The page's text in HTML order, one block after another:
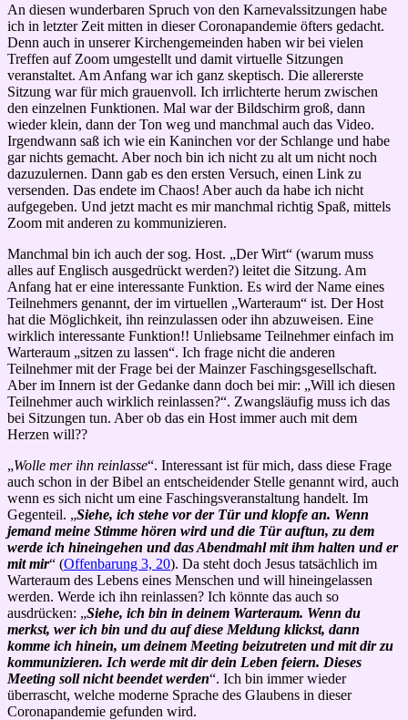
An diesen wunderbaren Spruch von den Karnevalssitzungen habe
ich in letzter Zeit mitten in dieser Coronapandemie öfters gedacht.
Denn auch in unserer Kirchengemeinden haben wir bei vielen
Treffen auf Zoom umgestellt und damit virtuelle Sitzungen
veranstaltet. Am Anfang war ich ganz skeptisch. Die allererste
Sitzung war für mich grauenvoll. Ich irrlichterte herum zwischen
den einzelnen Funktionen. Mal war der Bildschirm groß, dann
wieder klein, dann der Ton weg und manchmal auch das Video.
Irgendwann saß ich wie ein Kaninchen vor der Schlange und habe
gar nichts gemacht. Aber noch bin ich nicht zu alt um nicht noch
dazuzulernen. Dann gab es den ersten Versuch, einen Link zu
versenden. Das endete im Chaos! Aber auch da habe ich nicht
aufgegeben. Und jetzt macht es mir manchmal richtig Spaß, mittels
Zoom mit anderen zu kommunizieren.
Manchmal bin ich auch der sog. Host. „Der Wirt“ (warum muss
alles auf Englisch ausgedrückt werden?) leitet die Sitzung. Am
Anfang hat er eine interessante Funktion. Es wird der Name eines
Teilnehmers genannt, der im virtuellen „Warteraum“ ist. Der Host
hat die Möglichkeit, ihn reinzulassen oder ihn abzuweisen. Eine
wirklich interessante Funktion!! Unliebsame Teilnehmer einfach im
Warteraum „sitzen zu lassen“. Ich frage nicht die anderen
Teilnehmer mit der Frage bei der Mainzer Faschingsgesellschaft.
Aber im Innern ist der Gedanke dann doch bei mir: „Will ich diesen
Teilnehmer auch wirklich reinlassen?“. Zwangsläufig muss ich das
bei Sitzungen tun. Aber ob das ein Host immer auch mit dem
Herzen will??
„Wolle mer ihn reinlasse“. Interessant ist für mich, dass diese Frage
auch schon in der Bibel an entscheidender Stelle genannt wird, auch
wenn es sich nicht um eine Faschingsveranstaltung handelt. Im
Gegenteil. „Siehe, ich stehe vor der Tür und klopfe an. Wenn
jemand meine Stimme hören wird und die Tür auftun, zu dem
werde ich hineingehen und das Abendmahl mit ihm halten und er
mit mir“ (Offenbarung 3, 20). Da steht doch Jesus tatsächlich im
Warteraum des Lebens eines Menschen und will hineingelassen
werden. Werde ich ihn reinlassen? Ich könnte das auch so
ausdrücken: „Siehe, ich bin in deinem Warteraum. Wenn du
merkst, wer ich bin und du auf diese Meldung klickst, dann
komme ich hinein, um deinem Meeting beizutreten und mit dir zu
kommunizieren. Ich werde mit dir dein Leben feiern. Dieses
Meeting soll nicht beendet werden“. Ich bin immer wieder
überrascht, welche moderne Sprache des Glaubens in dieser
Coronapandemie gefunden wird.